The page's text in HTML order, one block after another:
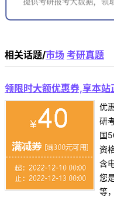
相关话题/市场 考研真题
领限时大额优惠券,享本站
优
研
国
资
含
您
等